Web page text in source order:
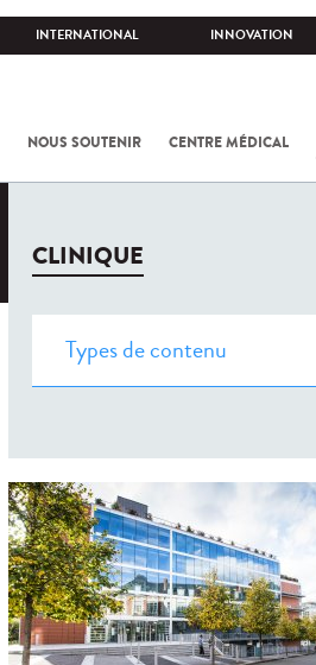
INTERNATIONAL INNOVATION
NOUS SOUTENIR CENTRE MÉDICAL
CLINIQUE